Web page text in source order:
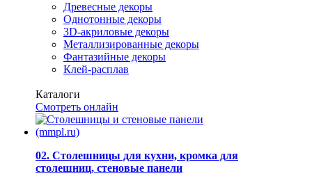
Древесные декоры
Однотонные декоры
3D-акриловые декоры
Металлизированные декоры
Фантазийные декоры
Клей-расплав
Каталоги
Смотреть онлайн
02. Столешницы для кухни, кромка для
столешниц, стеновые панели